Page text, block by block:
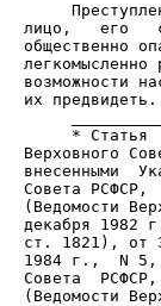
лицо,   его
общественно
возможности
* Статья
Верховного
внесенными
Совета
(Ведомости
декабря 1982
ст. 1821), от
1984 г.,  N 5,
Совета
(Ведомости